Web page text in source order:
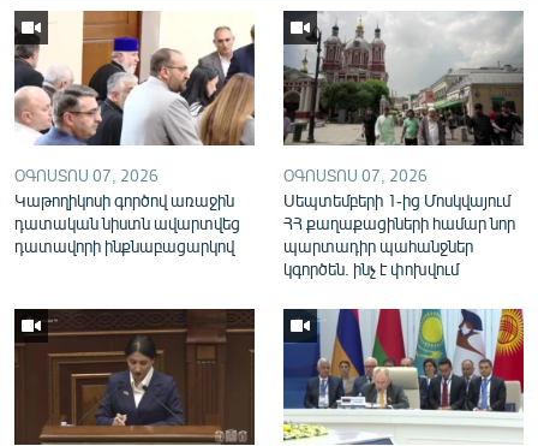
Русский
ՀԵՏԵՎԵՔ ՄԵԶ
«Ազատության» բոլոր կայքերը
ՕԳՈՍՏՈՍ 07, 2026
Կաթողիկոսի գործով առաջին
դատական նիստն ավարտվեց
դատավորի ինքնաբացարկով
ՕԳՈՍՏՈՍ 07, 2026
Սեպտեմբերի 1-ից Մոսկվայում
ՀՀ քաղաքացիների համար նոր
պարտադիր պահանջներ
կգործեն. ինչ է փոխվում